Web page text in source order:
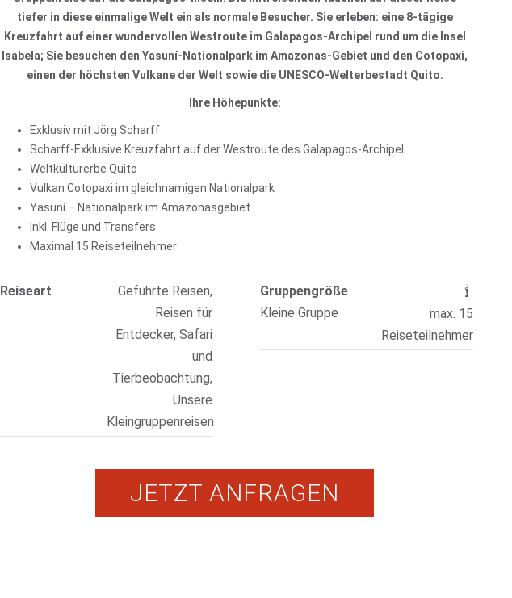
tiefer in diese einmalige Welt ein als normale Besucher. Sie erleben: eine 8-tägige
Kreuzfahrt auf einer wundervollen Westroute im Galapagos-Archipel rund um die Insel
Isabela; Sie besuchen den Yasuní-Nationalpark im Amazonas-Gebiet und den Cotopaxi,
einen der höchsten Vulkane der Welt sowie die UNESCO-Welterbestadt Quito.
Ihre Höhepunkte:
Exklusiv mit Jörg Scharff
Scharff-Exklusive Kreuzfahrt auf der Westroute des Galapagos-Archipel
Weltkulturerbe Quito
Vulkan Cotopaxi im gleichnamigen Nationalpark
Yasuní – Nationalpark im Amazonasgebiet
Inkl. Flüge und Transfers
Maximal 15 Reiseteilnehmer
Reiseart
Geführte Reisen,
Reisen für
Entdecker, Safari
und
Tierbeobachtung,
Unsere
Kleingruppenreisen
Gruppengröße
Kleine Gruppe
max. 15
Reiseteilnehmer
JETZT ANFRAGEN